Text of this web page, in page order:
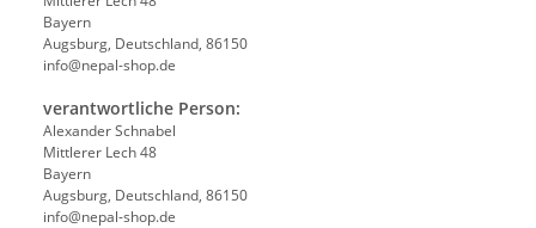
Bayern
Augsburg, Deutschland, 86150
info@nepal-shop.de
verantwortliche Person:
Alexander Schnabel
Mittlerer Lech 48
Bayern
Augsburg, Deutschland, 86150
info@nepal-shop.de